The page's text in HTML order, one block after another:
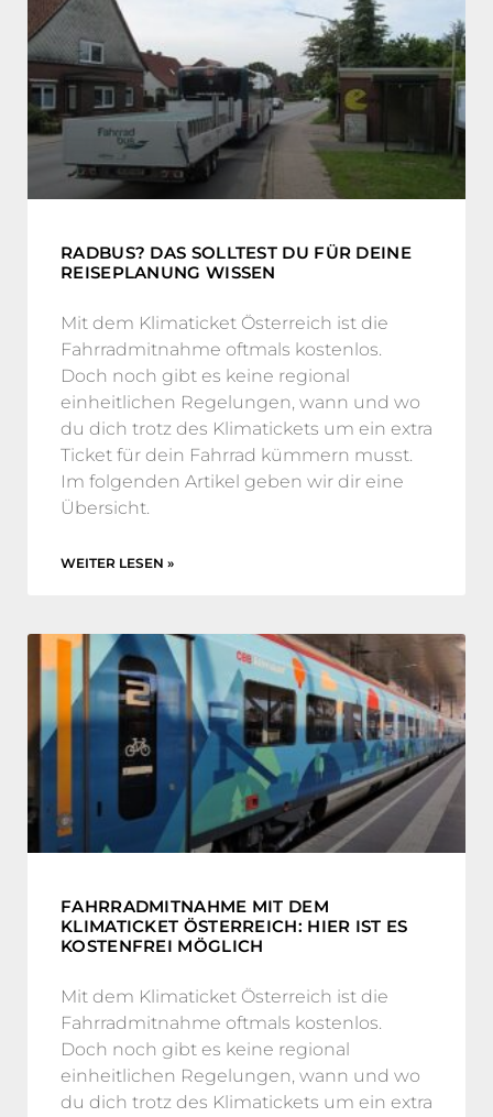
RADBUS? DAS SOLLTEST DU FÜR DEINE
REISEPLANUNG WISSEN
Mit dem Klimaticket Österreich ist die
Fahrradmitnahme oftmals kostenlos.
Doch noch gibt es keine regional
einheitlichen Regelungen, wann und wo
du dich trotz des Klimatickets um ein extra
Ticket für dein Fahrrad kümmern musst.
Im folgenden Artikel geben wir dir eine
Übersicht.
WEITER LESEN »
FAHRRADMITNAHME MIT DEM
KLIMATICKET ÖSTERREICH: HIER IST ES
KOSTENFREI MÖGLICH
Mit dem Klimaticket Österreich ist die
Fahrradmitnahme oftmals kostenlos.
Doch noch gibt es keine regional
einheitlichen Regelungen, wann und wo
du dich trotz des Klimatickets um ein extra